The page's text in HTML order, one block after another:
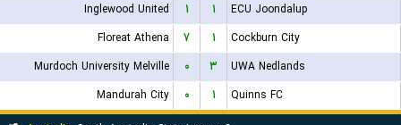
Inglewood United
۱ ۱
ECU Joondalup
Floreat Athena
۷ ۱
Cockburn City
Murdoch University Melville
۰ ۳
UWA Nedlands
Mandurah City
۰ ۱
Quinns FC